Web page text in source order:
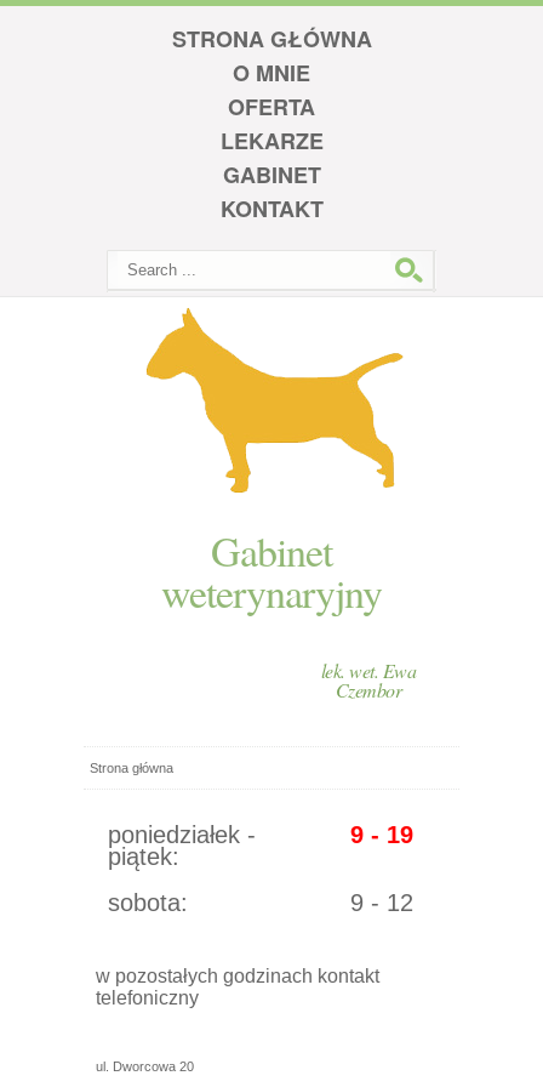
STRONA GŁÓWNA
O MNIE
OFERTA
LEKARZE
GABINET
KONTAKT
Gabinet
weterynaryjny
lek. wet. Ewa
Czembor
Strona główna
poniedziałek -
piątek:
9 - 19
sobota: 9 - 12
w pozostałych godzinach kontakt
telefoniczny
ul. Dworcowa 20